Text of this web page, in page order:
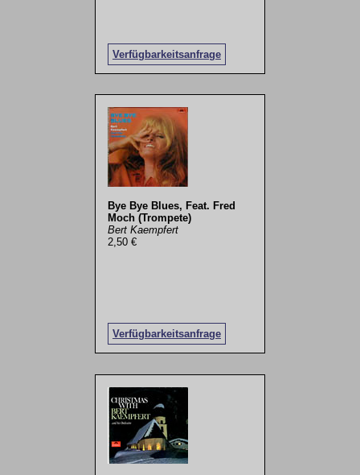
Verfügbarkeitsanfrage
Bye Bye Blues, Feat. Fred
Moch (Trompete)
Bert Kaempfert
2,50 €
Verfügbarkeitsanfrage